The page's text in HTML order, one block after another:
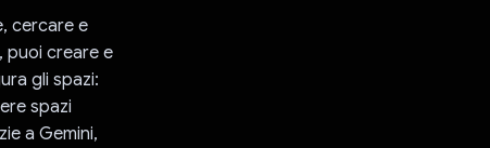
cercare e
puoi creare e
gli spazi:
spazi
a Gemini,